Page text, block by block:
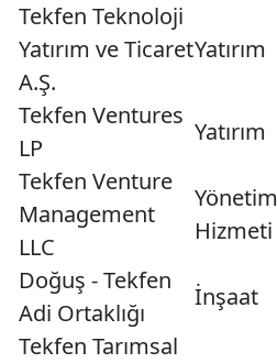
Tekfen Teknoloji
Yatırım ve Ticaret
A.Ş.
Yatırım
Tekfen Ventures
LP
Yatırım
Tekfen Venture
Management
LLC
Yönetim
Hizmeti
Doğuş - Tekfen
Adi Ortaklığı
İnşaat
Tekfen Tarımsal